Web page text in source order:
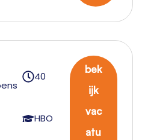
40
HBO
bek
ijk
vac
atu